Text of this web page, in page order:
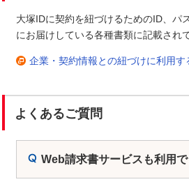
大塚IDに契約を紐づけるためのID、パ
にお届けしている各種書類に記載され
企業・契約情報との紐づけに利用
よくあるご質問
Web請求書サービスも利用で